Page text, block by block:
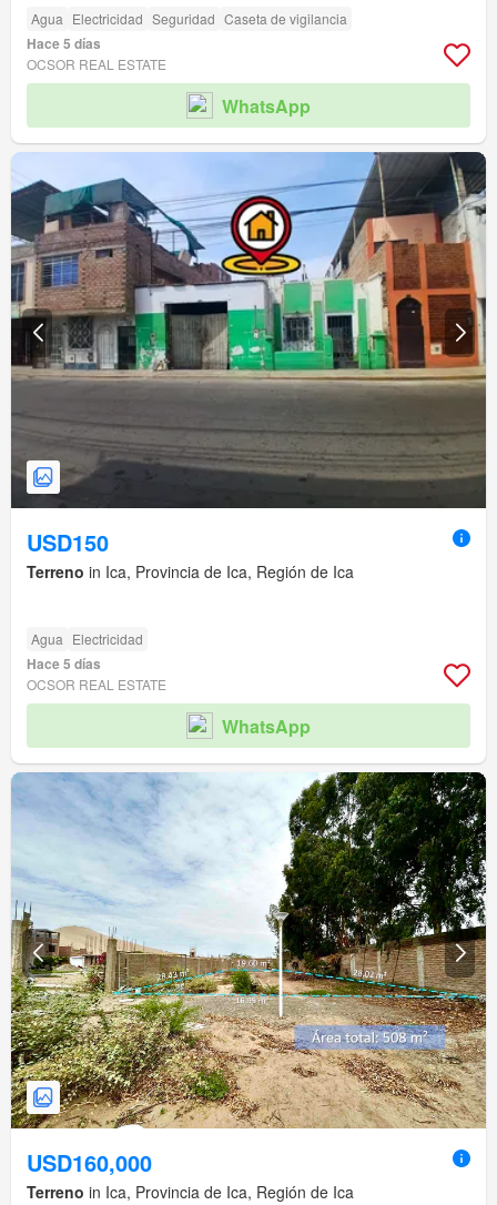
Agua Electricidad Seguridad Caseta de vigilancia
Hace 5 días
OCSOR REAL ESTATE
WhatsApp
USD150
Terreno in Ica, Provincia de Ica, Región de Ica
Agua Electricidad
Hace 5 días
OCSOR REAL ESTATE
WhatsApp
USD160,000
Terreno in Ica, Provincia de Ica, Región de Ica